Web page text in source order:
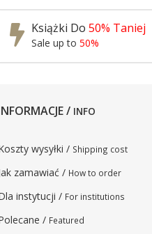
Książki Do 50% Taniej
Sale up to 50%
/ INFO
wysyłki / Shipping cost
zamawiać / How to order
instytucji / For institutions
/ Featured